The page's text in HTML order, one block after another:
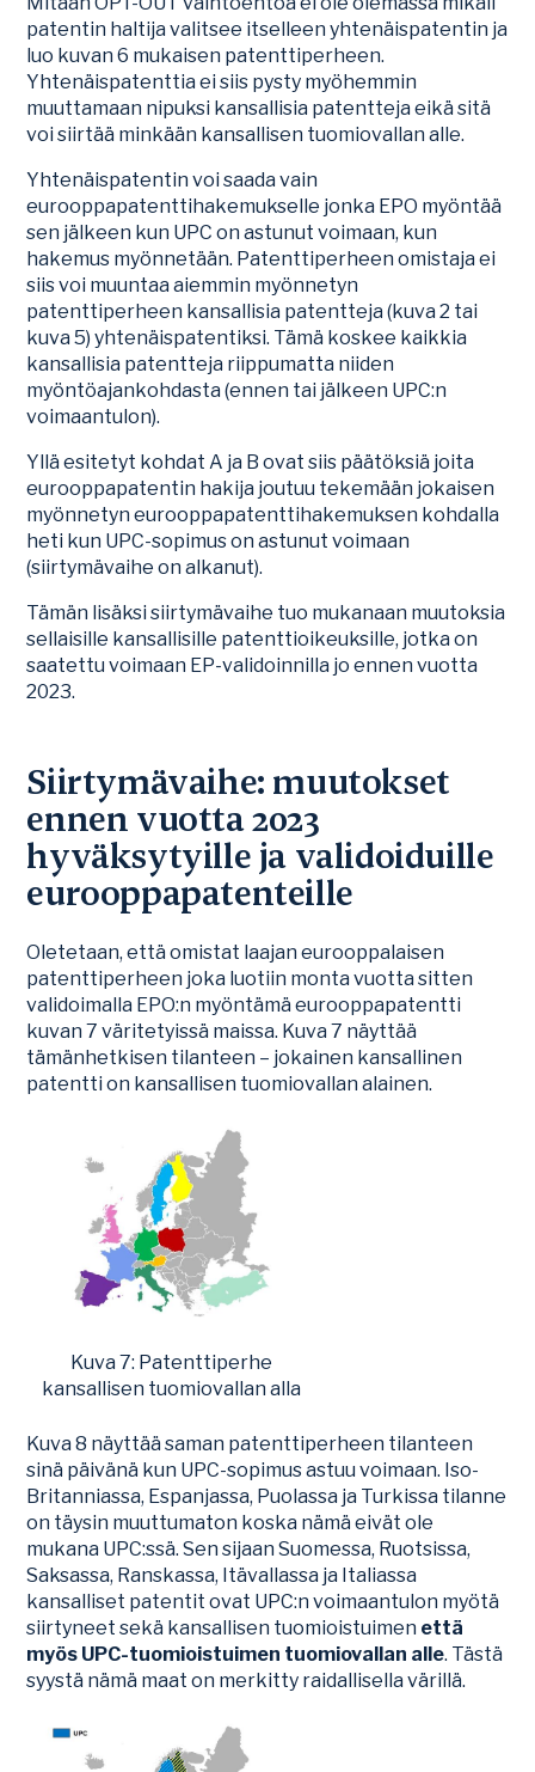
patentin haltija valitsee itselleen yhtenäispatentin ja
luo kuvan 6 mukaisen patenttiperheen.
Yhtenäispatenttia ei siis pysty myöhemmin
muuttamaan nipuksi kansallisia patentteja eikä sitä
voi siirtää minkään kansallisen tuomiovallan alle.
Yhtenäispatentin voi saada vain
eurooppapatenttihakemukselle jonka EPO myöntää
sen jälkeen kun UPC on astunut voimaan, kun
hakemus myönnetään. Patenttiperheen omistaja ei
siis voi muuntaa aiemmin myönnetyn
patenttiperheen kansallisia patentteja (kuva 2 tai
kuva 5) yhtenäispatentiksi. Tämä koskee kaikkia
kansallisia patentteja riippumatta niiden
myöntöajankohdasta (ennen tai jälkeen UPC:n
voimaantulon).
Yllä esitetyt kohdat A ja B ovat siis päätöksiä joita
eurooppapatentin hakija joutuu tekemään jokaisen
myönnetyn eurooppapatenttihakemuksen kohdalla
heti kun UPC-sopimus on astunut voimaan
(siirtymävaihe on alkanut).
Tämän lisäksi siirtymävaihe tuo mukanaan muutoksia
sellaisille kansallisille patenttioikeuksille, jotka on
saatettu voimaan EP-validoinnilla jo ennen vuotta
2023.
Siirtymävaihe: muutokset
ennen vuotta 2023
hyväksytyille ja validoiduille
eurooppapatenteille
Oletetaan, että omistat laajan eurooppalaisen
patenttiperheen joka luotiin monta vuotta sitten
validoimalla EPO:n myöntämä eurooppapatentti
kuvan 7 väritetyissä maissa. Kuva 7 näyttää
tämänhetkisen tilanteen – jokainen kansallinen
patentti on kansallisen tuomiovallan alainen.
Kuva 7: Patenttiperhe
kansallisen tuomiovallan alla
Kuva 8 näyttää saman patenttiperheen tilanteen
sinä päivänä kun UPC-sopimus astuu voimaan. Iso-
Britanniassa, Espanjassa, Puolassa ja Turkissa tilanne
on täysin muuttumaton koska nämä eivät ole
mukana UPC:ssä. Sen sijaan Suomessa, Ruotsissa,
Saksassa, Ranskassa, Itävallassa ja Italiassa
kansalliset patentit ovat UPC:n voimaantulon myötä
siirtyneet sekä kansallisen tuomioistuimen että
myös UPC-tuomioistuimen tuomiovallan alle. Tästä
syystä nämä maat on merkitty raidallisella värillä.